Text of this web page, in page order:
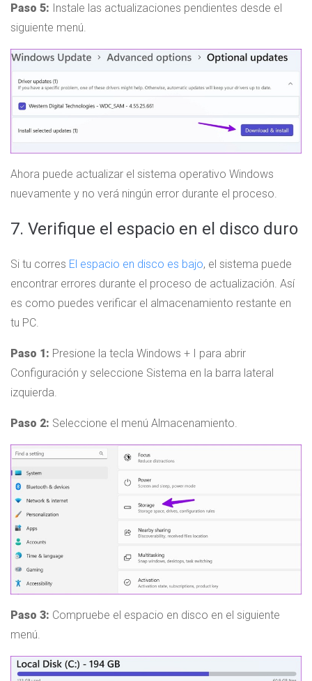
Paso 5: Instale las actualizaciones pendientes desde el
siguiente menú.
Ahora puede actualizar el sistema operativo Windows
nuevamente y no verá ningún error durante el proceso.
7. Verifique el espacio en el disco duro
Si tu corres El espacio en disco es bajo, el sistema puede
encontrar errores durante el proceso de actualización. Así
es como puedes verificar el almacenamiento restante en
tu PC.
Paso 1: Presione la tecla Windows + I para abrir
Configuración y seleccione Sistema en la barra lateral
izquierda.
Paso 2: Seleccione el menú Almacenamiento.
Paso 3: Compruebe el espacio en disco en el siguiente
menú.